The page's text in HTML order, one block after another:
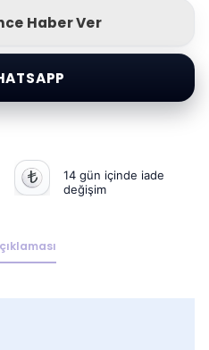
Haber Ver
14 gün içinde iade
değişim